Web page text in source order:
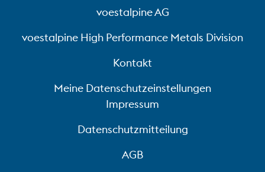
voestalpine AG
voestalpine High Performance Metals Division
Kontakt
Meine Datenschutzeinstellungen
Impressum
Datenschutzmitteilung
AGB